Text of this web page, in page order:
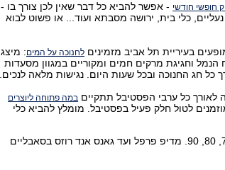
חופשי חודשי - אפשר להביא כל דבר שאין לכן צורך בו -
כלי בית, ירושה מסבתא ועוד... או פשוט לבוא
בעיריית תל אביב מזמינים לחנוכה על המים: מיצג
הנמל וחגיגת מרקים חמים ומקוריים במגוון מסעדות
כל ערבי הפסטיבל תתקיים במה פתוחה ליוצרים
לטול חלק פעיל בפסטיבל. מומלץ להביא כלי
משנות ה-70, 80, 90. מדיפ פרפל ועד גאנס אנד רוזס בסאבליים